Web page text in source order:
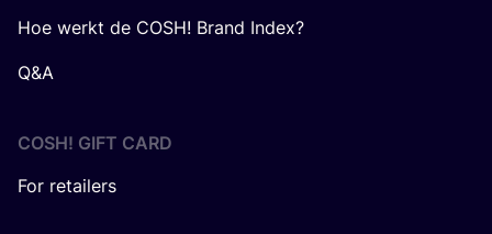
Hoe werkt de COSH! Brand Index?
Q&A
COSH! GIFT CARD
For retailers